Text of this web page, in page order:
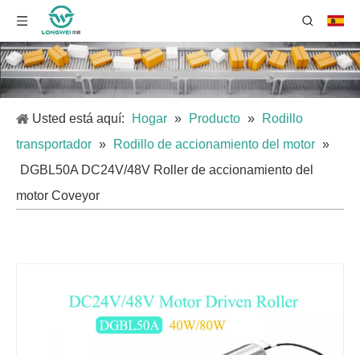
Usted está aquí: Hogar » Producto »
Rodillo
transportador » Rodillo de accionamiento del motor »
DGBL50A DC24V/48V Roller de accionamiento del
motor Coveyor